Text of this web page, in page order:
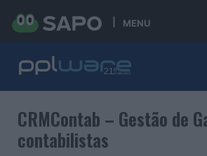
MENU
CRMContab – Gestão de
contabilistas